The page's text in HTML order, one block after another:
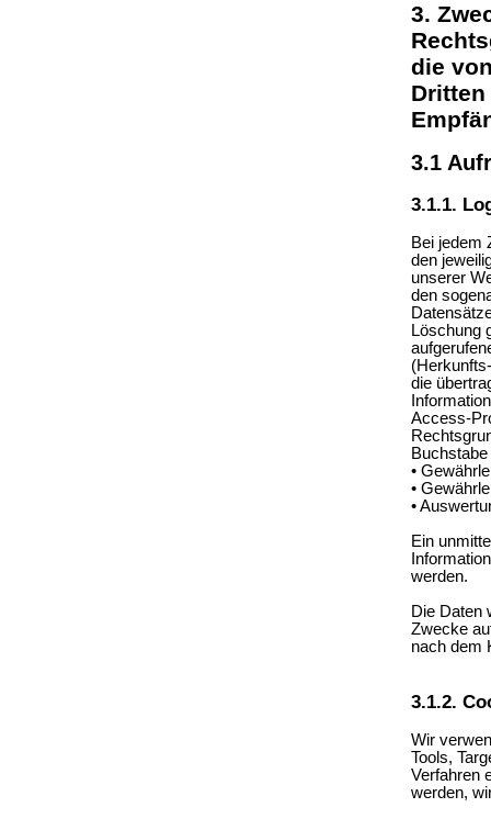
3.
die
3.1
3.1.1.
Bei jedem
den
unserer
den
Löschung
die
Access-
•
•
•
Ein
werden.
Die Daten
Zwecke
nach dem
3.1.2.
Wir
Tools,
Verfahren
werden,